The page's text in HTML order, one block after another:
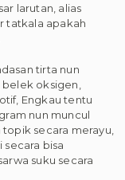
larutan, alias
tatkala apakah
tirta nun
oksigen,
Engkau tentu
nun muncul
secara merayu,
bisa
suku secara